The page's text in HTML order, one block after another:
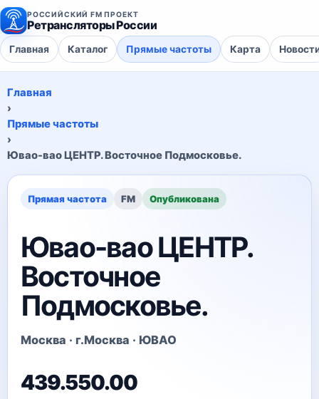
РОССИЙСКИЙ FM ПРОЕКТ
Ретрансляторы России
Главная Каталог Прямые частоты Карта
Главная
›
Прямые частоты
›
Ювао-вао ЦЕНТР. Восточное Подмосковье.
Прямая частота FM Опубликована
Ювао-вао ЦЕНТР.
Восточное
Подмосковье.
Москва · г.Москва · ЮВАО
439.550.00